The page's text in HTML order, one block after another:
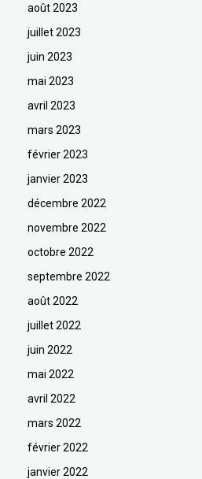
août 2023
juillet 2023
juin 2023
mai 2023
avril 2023
mars 2023
février 2023
janvier 2023
décembre 2022
novembre 2022
octobre 2022
septembre 2022
août 2022
juillet 2022
juin 2022
mai 2022
avril 2022
mars 2022
février 2022
janvier 2022